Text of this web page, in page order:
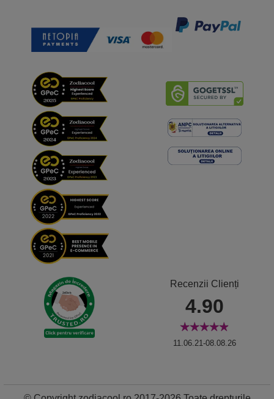
Recenzii Clienți
4.90
11.06.21-08.08.26